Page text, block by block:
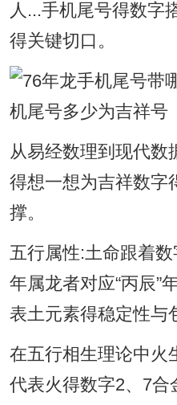
人...手机尾号得数字
得关键切口。
从易经数理到现代数
得想一想为吉祥数字
撑。
五行属性:土命跟着
年属龙者对应“丙辰”
表土元素得稳定性与
在五行相生理论中火
代表火得数字2、7合